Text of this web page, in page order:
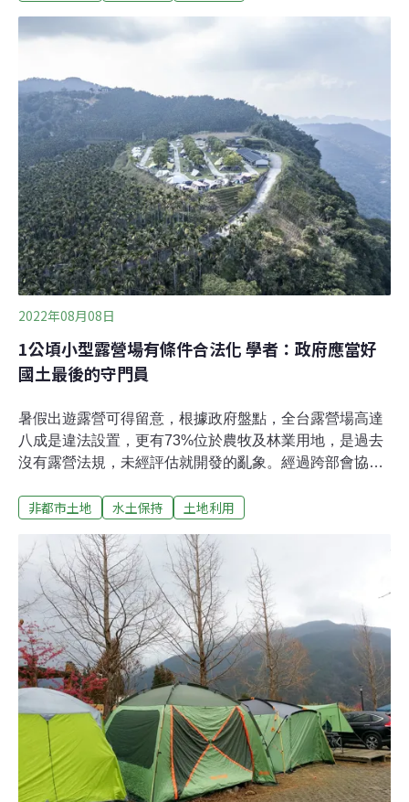
露營活動人數及露營場數量漸增，截至本月14日，全台總
月內政部修正「非都市土地使用管制規則」，位於農牧、
林業用地的1公頃以下小型露營場，可有條件申請合法
化。為配合主管機關交通部觀光局訂定的「露營場管理要
點」，環保署昨（22日）預告「禁止足使水污染行為」修
正草案，規範水污染管制區內之露營場，沖洗式廁所排水
及生活雜排水應納入污水下水道系統、集中處理場或委託
廢水代處理業處理，預計2024年7月1日生效。
2022年08月08日
1公頃小型露營場有條件合法化 學者：政府應當好
國土最後的守門員
暑假出遊露營可得留意，根據政府盤點，全台露營場高達
八成是違法設置，更有73%位於農牧及林業用地，是過去
沒有露營法規，未經評估就開發的亂象。經過跨部會協
牧、林業用地的小型露營場申請合法化。不過學者批評，
的露營場，且不要看露營帳篷比建築物輕巧，事實上，淋
浴間、廁所、管理室等設施都是露營場所需，「有露營場
就可能有污水排放問題」，有建物就應申請開發，否則只
怕成為各憑本事的良心事業。修法放寬農牧、林業用地 1
公頃小型露營場可合法化全國高達七成位於農牧和林業用
地的露營場，因過去法規尚未納入「露營」為農牧用地的
容許使用項目，僅有稍微相近的「休閒農業設施」，因此
陷入定位未明、無法可管的窘境。2021年3月行政院指定
觀光局為露營場地主責機關，經過跨部會協商，今年7月
內政部修正「非都市土地使用管制規則」（簡稱「
非都市土地 水土保持 土地利用